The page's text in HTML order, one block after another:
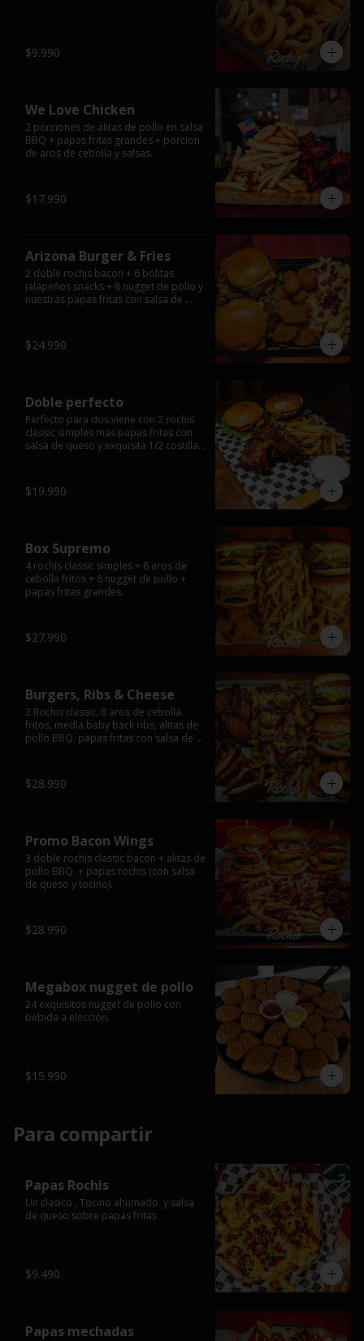
$9.990
We Love Chicken
2 porciones de alitas de pollo en salsa
BBQ + papas fritas grandes + porcion
de aros de cebolla y salsas.
$17.990
Arizona Burger & Fries
2 doble rochis bacon + 6 bolitas
jalapeños snacks + 8 nugget de pollo y
nuestras papas fritas con salsa de
$24.990
Doble perfecto
Perfecto para dos viene con 2 rochis
classic simples mas papas fritas con
salsa de queso y exquisita 1/2 costilla
$19.990
Box Supremo
4 rochis classic simples + 8 aros de
cebolla fritos + 8 nugget de pollo +
papas fritas grandes.
$27.990
Burgers, Ribs & Cheese
2 Rochis classic, 8 aros de cebolla
fritos, media baby back ribs, alitas de
pollo BBQ, papas fritas con salsa de
$28.990
Promo Bacon Wings
3 doble rochis classic bacon + alitas de
pollo BBQ. + papas rochis (con salsa
de queso y tocino).
$28.990
Megabox nugget de pollo
24 exquisitos nugget de pollo con
bebida a elección.
$15.990
Para compartir
Papas Rochis
Un clasico , Tocino ahumado  y salsa
de queso sobre papas fritas
$9.490
Papas mechadas